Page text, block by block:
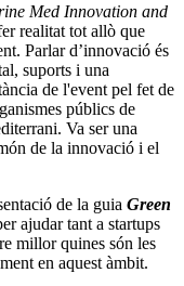
Med Innovation and
realitat tot allò que
Parlar d’innovació és
suports i una
de l'event pel fet de
públics de
Va ser una
de la innovació i el
de la guia Green
ajudar tant a startups
millor quines són les
en aquest àmbit.